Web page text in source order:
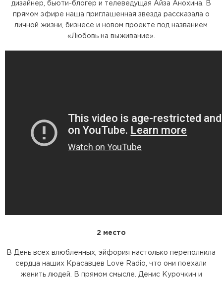
дизайнер, бьюти-блогер и телеведущая Айза Анохина. В
прямом эфире наша приглашенная звезда рассказала о
личной жизни, бизнесе и новом проекте под названием
«Любовь на выживание».
2 место
В День всех влюбленных, эйфория настолько переполнила
сердца наших Красавцев Love Radio, что они поехали
женить людей. В прямом смысле. Денис Курочкин и